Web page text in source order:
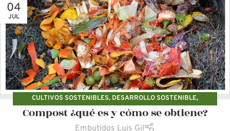
04
JUL
CULTIVOS SOSTENIBLES, DESARROLLO SOSTENIBLE,
PRODUCCIÓN SOSTENIBLE
Compost ¿qué es y cómo se obtiene?
Embutidos Luis Gil